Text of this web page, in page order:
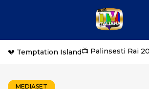
💔 Temptation Island📺 Palinsesti Rai
MEDIASET